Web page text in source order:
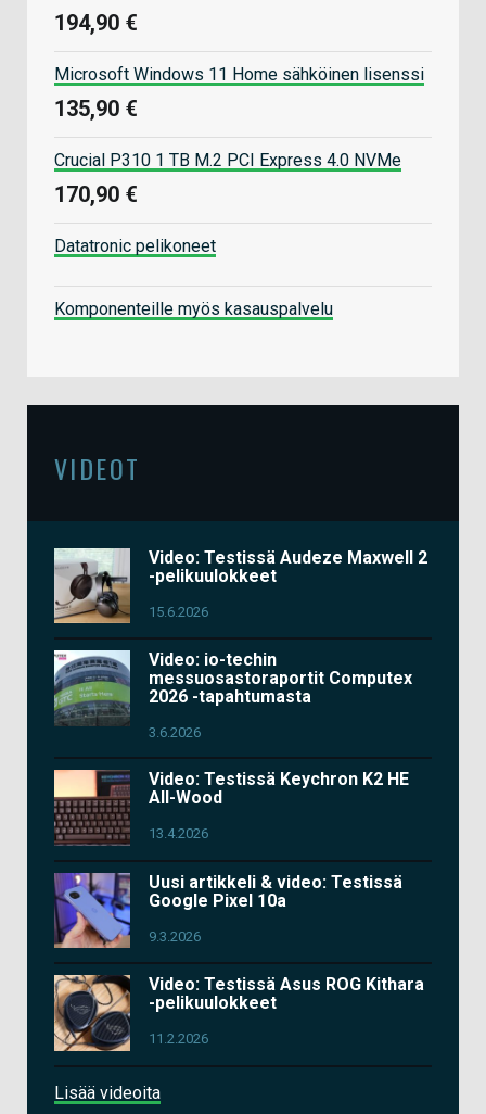
194,90 €
Microsoft Windows 11 Home sähköinen lisenssi
135,90 €
Crucial P310 1 TB M.2 PCI Express 4.0 NVMe
170,90 €
Datatronic pelikoneet
Komponenteille myös kasauspalvelu
VIDEOT
Video: Testissä Audeze Maxwell 2
-pelikuulokkeet
15.6.2026
Video: io-techin
messuosastoraportit Computex
2026 -tapahtumasta
3.6.2026
Video: Testissä Keychron K2 HE
All-Wood
13.4.2026
Uusi artikkeli & video: Testissä
Google Pixel 10a
9.3.2026
Video: Testissä Asus ROG Kithara
-pelikuulokkeet
11.2.2026
Lisää videoita